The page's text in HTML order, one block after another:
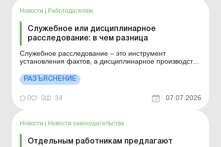
Новости Работодателям.
Служебное или дисциплинарное
расследование: в чем разница
Служебное расследование – это инструмент
установления фактов, а дисциплинарное производство
не следует отождествлять, ведь именно правильное
разграничение этих понятий обеспечивает законность
управленческих решений и защиту прав работник...
РАЗЪЯСНЕНИЕ
0 0 34 07.07.2026
Новости Новости законодательства
Отдельным работникам предлагают